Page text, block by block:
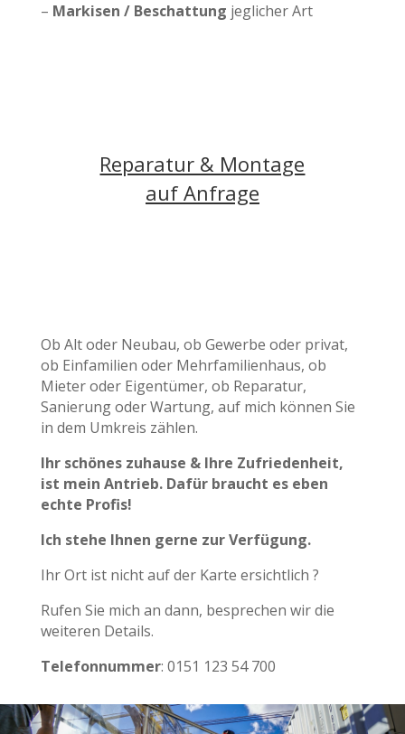
– Markisen / Beschattung jeglicher Art
Reparatur & Montage
auf Anfrage
Ob Alt oder Neubau, ob Gewerbe oder privat,
ob Einfamilien oder Mehrfamilienhaus, ob
Mieter oder Eigentümer, ob Reparatur,
Sanierung oder Wartung, auf mich können Sie
in dem Umkreis zählen.
Ihr schöneszuhause & Ihre Zufriedenheit,
ist mein Antrieb. Dafür braucht es eben
echte Profis!
Ich stehe Ihnen gerne zur Verfügung.
Ihr Ort ist nicht auf der Karte ersichtlich ?
Rufen Sie mich an dann, besprechen wir die
weiteren Details.
Telefonnummer: 0151 123 54 700